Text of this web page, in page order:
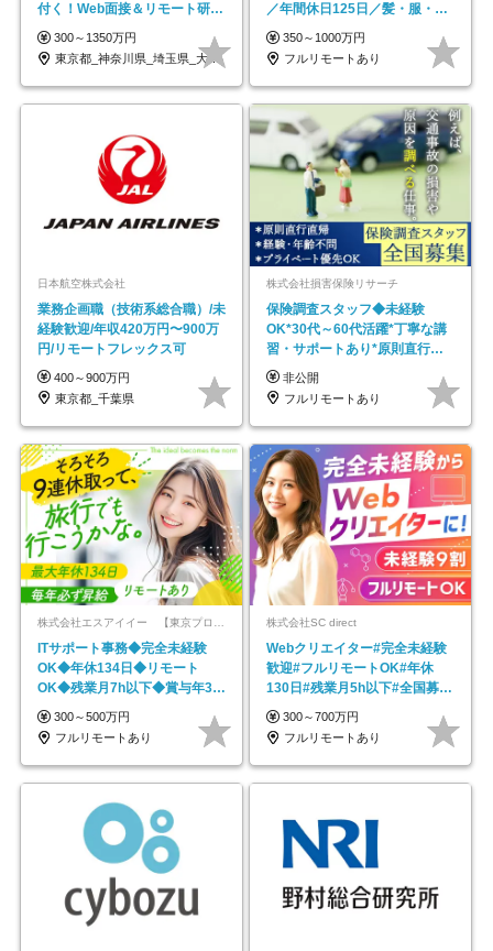
付く！Web面接＆リモート研修
も充実♪/a
300～1350万円
東京都_神奈川県_埼玉県_大阪府_愛知県…
／年間休日125日／髪・服・ネ
イル自由／研修充実で安心
350～1000万円
フルリモートあり
日本航空株式会社
業務企画職（技術系総合職）/未
経験歓迎/年収420万円〜900万
円/リモートフレックス可
400～900万円
東京都_千葉県
株式会社損害保険リサーチ
保険調査スタッフ◆未経験
OK*30代～60代活躍*丁寧な講
習・サポートあり*原則直行直
帰／全国募集・業務委託
非公開
フルリモートあり
ITサポート事務◆完全未経験
OK◆年休134日◆リモート
OK◆残業月7h以下◆賞与年3回
◆5年目まで必ず昇給
300～500万円
フルリモートあり
株式会社SC direct
Webクリエイター#完全未経験
歓迎#フルリモートOK#年休
130日#残業月5h以下#全国募集
#最大1年の研修
300～700万円
フルリモートあり